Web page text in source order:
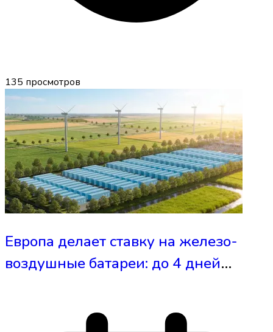
135 просмотров
Европа делает ставку на железо-
воздушные батареи: до 4 дней